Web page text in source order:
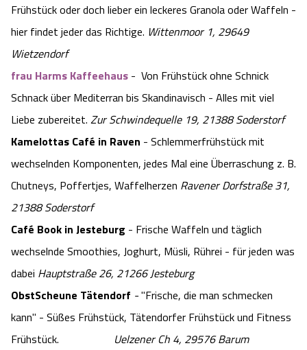
Frühstück oder doch lieber ein leckeres Granola oder Waffeln -
hier findet jeder das Richtige. Wittenmoor 1, 29649
Wietzendorf
frau Harms Kaffeehaus - Von Frühstück ohne Schnick
Schnack über Mediterran bis Skandinavisch - Alles mit viel
Liebe zubereitet. Zur Schwindequelle 19, 21388 Soderstorf
Kamelottas Café in Raven - Schlemmerfrühstück mit
wechselnden Komponenten, jedes Mal eine Überraschung z. B.
Chutneys, Poffertjes, Waffelherzen Ravener Dorfstraße 31,
21388 Soderstorf
Café Book in Jesteburg - Frische Waffeln und täglich
wechselnde Smoothies, Joghurt, Müsli, Rührei - für jeden was
dabei Hauptstraße 26, 21266 Jesteburg
ObstScheune Tätendorf -"Frische, die man schmecken
kann" - Süßes Frühstück, Tätendorfer Frühstück und Fitness
Frühstück.
Uelzener Ch 4, 29576 Barum